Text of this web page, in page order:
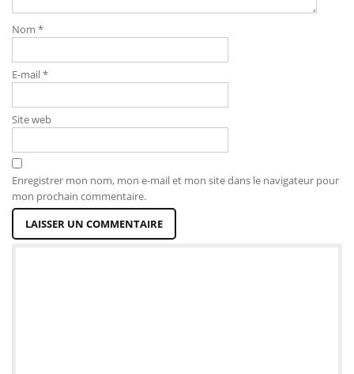
Nom *
E-mail*
Site web
Enregistrer mon nom, mon e-mail et mon site dans le navigateur pour
mon prochain commentaire.